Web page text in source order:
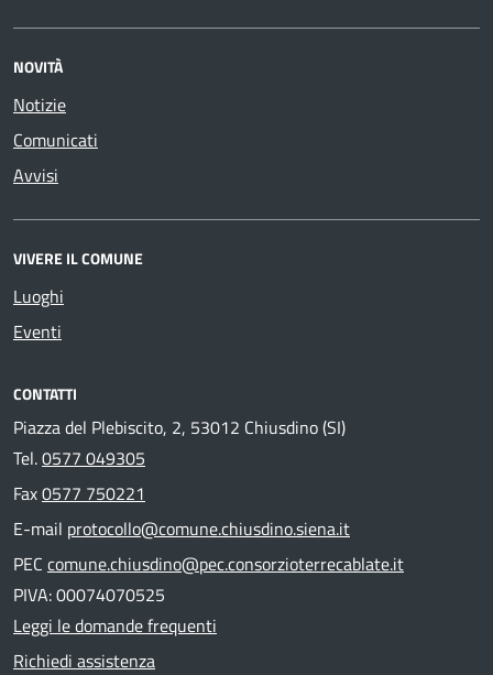
NOVITÀ
Notizie
Comunicati
Avvisi
VIVERE IL COMUNE
Luoghi
Eventi
CONTATTI
Piazza del Plebiscito, 2, 53012 Chiusdino (SI)
Tel.0577 049305
Fax0577 750221
E-mail protocollo@comune.chiusdino.siena.it
PEC comune.chiusdino@pec.consorzioterrecablate.it
PIVA: 00074070525
Leggi le domande frequenti
Richiedi assistenza